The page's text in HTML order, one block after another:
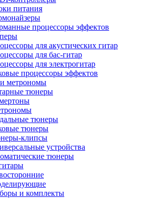
питания
процессоры эффектов
для акустических гитар
для бас-гитар
для электрогитар
процессоры эффектов
метрономы
тюнеры
тюнеры
тюнеры
клипсы
устройства
тюнеры
и комплекты